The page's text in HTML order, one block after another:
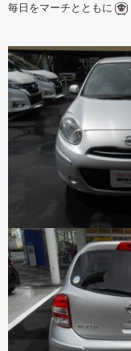
毎日をマーチとともに